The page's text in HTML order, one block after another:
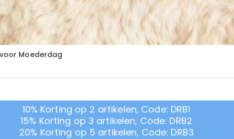
Moederdag
10% Korting op 2 artikelen, Code: DRB1
15% Korting op 3 artikelen, Code: DRB2
20% Korting op 5 artikelen, Code: DRB3